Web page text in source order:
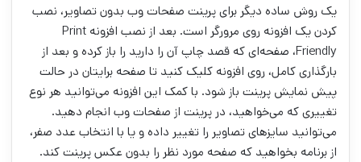
یک روش ساده دیگر برای پرینت صفحات وب بدون تصاویر، نصب
کردن یک افزونه روی مرورگر است. بعد از نصب افزونه Print
Friendly، صفحه‌ای که قصد چاپ آن را دارید را باز کرده و بعد از
بارگذاری کامل، روی افزونه کلیک کنید تا صفحه برایتان در حالت
پیش نمایش پرینت باز شود. با کمک این افزونه می‌توانید هر نوع
تغییری که می‌خواهید، در پرینت از صفحات وب انجام دهید.
می‌توانید سایز‌های تصاویر را تغییر داده و یا با انتخاب عدد صفر،
از برنامه بخواهید که صفحه مورد نظر را بدون عکس پرینت کند.